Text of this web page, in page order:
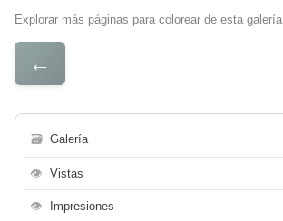
Explorar más páginas para colorear de esta galería
←
🗃 Galería
👁 Vistas
👁 Impresiones